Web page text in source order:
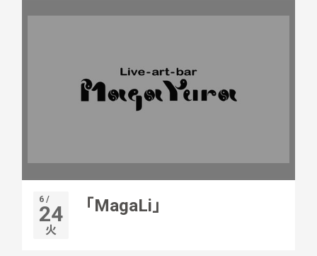
6 /
24
火
「MagaLi」